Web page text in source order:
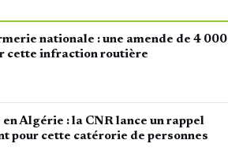
nationale : une amende de 4 000
cette infraction routière
Algérie : la CNR lance un rappel
pour cette catérorie de personnes